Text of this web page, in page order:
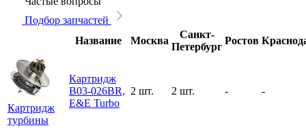
Подбор запчастей
Название
Москва
Санкт-
Петербург
Ростов
Картридж
турбины
Картридж
B03-026BR,
E&E Turbo
2 шт. 2 шт. - -